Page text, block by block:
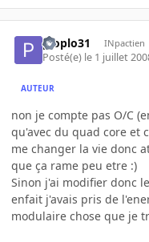
ploplo31 INpactien
Posté(e) le 1 juillet
AUTEUR
non je compte pas O/C
qu'avec du quad core et
me changer la vie donc
que ça rame peu etre :)
Sinon j'ai modifier donc
enfait j'avais pris de
modulaire chose que je